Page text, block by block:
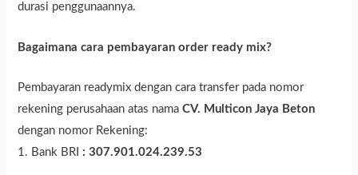
durasi penggunaannya.
Bagaimana cara pembayaran order ready mix?
Pembayaran readymix dengan cara transfer pada nomor
rekening perusahaan atas namaCV. Multicon Jaya Beton
dengan nomor Rekening:
1. Bank BRI : 307.901.024.239.53